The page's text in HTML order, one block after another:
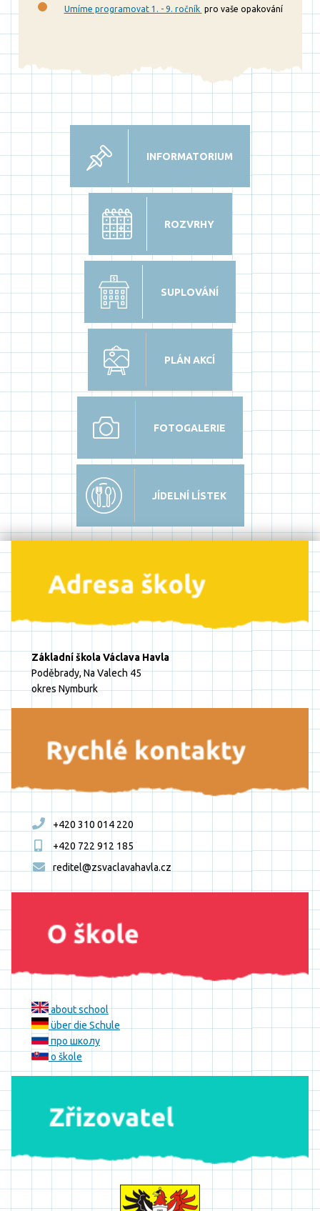
Umíme programovat 1. - 9. ročník pro vaše opakování
INFORMATORIUM
ROZVRHY
SUPLOVÁNÍ
PLÁN AKCÍ
FOTOGALERIE
JÍDELNÍ LÍSTEK
Základní škola Václava Havla
Poděbrady, Na Valech 45
okres Nymburk
+420 310 014 220
+420 722 912 185
reditel@zsvaclavahavla.cz
about school
über die Schule
про школу
o škole